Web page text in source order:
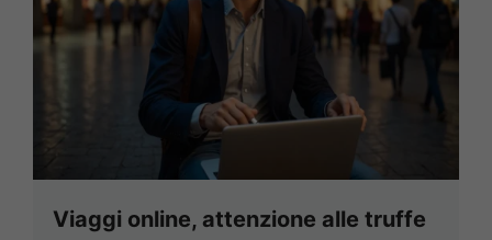
Viaggi online, attenzione alle truffe